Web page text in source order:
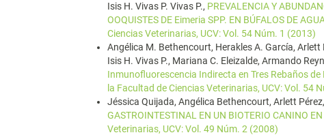
Isis H. Vivas P. Vivas P., PREVALENCIA Y
OOQUISTES DE Eimeria SPP. EN BÚFALOS DE
Ciencias Veterinarias, UCV: Vol. 54 Núm. 1 (2013)
Angélica M. Bethencourt, Herakles A. García,
Isis H. Vivas P., Mariana C. Eleizalde, Armando
Inmunofluorescencia Indirecta en Tres Rebaños
la Facultad de Ciencias Veterinarias, UCV: Vol. 54
Jéssica Quijada, Angélica Bethencourt, Arlett
GASTROINTESTINAL EN UN BIOTERIO CANINO
Veterinarias, UCV: Vol. 49 Núm. 2 (2008)